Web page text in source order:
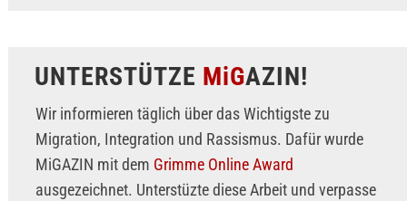
UNTERSTÜTZE MiGAZIN!
Wir informieren täglich über das Wichtigste zu
Migration, Integration und Rassismus. Dafür wurde
MiGAZIN mit dem Grimme Online Award
ausgezeichnet. Unterstüzte diese Arbeit und verpasse